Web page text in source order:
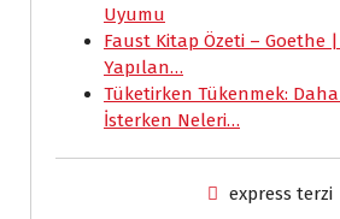
o
k
p
p
n
i
e
d
l
Uyumu
Faust Kitap Özeti – Goethe
Yapılan…
Tüketirken Tükenmek: Daha
İsterken Neleri…
express terzi